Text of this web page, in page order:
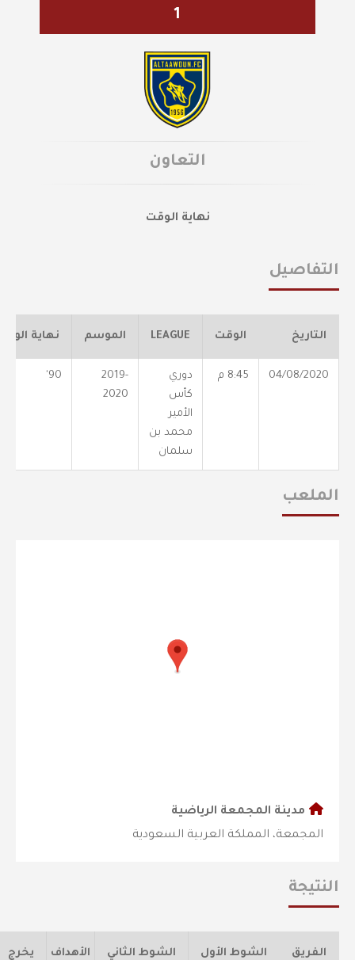
1
التعاون
نهاية الوقت
التفاصيل
التاريخ الوقت LEAGUE الموسم نهاية
04/08/2020 8:45 م
دوري
كأس
الأمير
محمد بن
سلمان
2019-
2020
90'
الملعب
مدينة المجمعة الرياضية
المجمعة، المملكة العربية السعودية
النتيجة
الفريق الشوط الأول الشوط الثاني الأهداف يخرج